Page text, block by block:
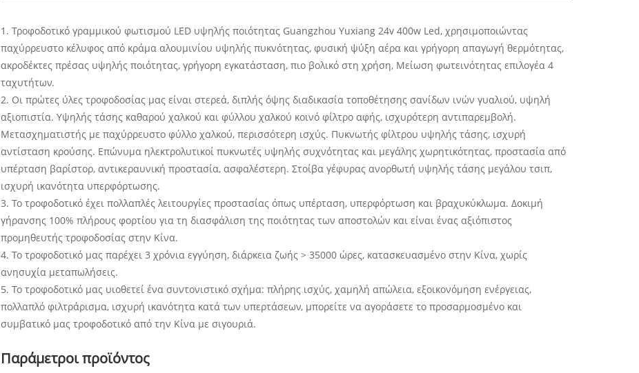
1. Τροφοδοτικό γραμμικού φωτισμού LED υψηλής ποιότητας Guangzhou Yuxiang 24v 400w Led, χρησιμοποιώντας
παχύρρευστο κέλυφος από κράμα αλουμινίου υψηλής πυκνότητας, φυσική ψύξη αέρα και γρήγορη απαγωγή θερμότητας,
ακροδέκτες πρέσας υψηλής ποιότητας, γρήγορη εγκατάσταση, πιο βολικό στη χρήση, Μείωση φωτεινότητας επιλογέα 4
ταχυτήτων.
2. Οι πρώτες ύλες τροφοδοσίας μας είναι στερεά, διπλής όψης διαδικασία τοποθέτησης σανίδων ινών γυαλιού, υψηλή
αξιοπιστία. Υψηλής τάσης καθαρού χαλκού και φύλλου χαλκού κοινό φίλτρο αφής, ισχυρότερη αντιπαρεμβολή.
Μετασχηματιστής με παχύρρευστο φύλλο χαλκού, περισσότερη ισχύς. Πυκνωτής φίλτρου υψηλής τάσης, ισχυρή
αντίσταση κρούσης. Επώνυμα ηλεκτρολυτικοί πυκνωτές υψηλής συχνότητας και μεγάλης χωρητικότητας, προστασία από
υπέρταση βαρίστορ, αντικεραυνική προστασία, ασφαλέστερη. Στοίβα γέφυρας ανορθωτή υψηλής τάσης μεγάλου τσιπ,
ισχυρή ικανότητα υπερφόρτωσης.
3. Το τροφοδοτικό έχει πολλαπλές λειτουργίες προστασίας όπως υπέρταση, υπερφόρτωση και βραχυκύκλωμα. Δοκιμή
γήρανσης 100% πλήρους φορτίου για τη διασφάλιση της ποιότητας των αποστολών και είναι ένας αξιόπιστος
προμηθευτής τροφοδοσίας στην Κίνα.
4. Το τροφοδοτικό μας παρέχει 3 χρόνια εγγύηση, διάρκεια ζωής > 35000 ώρες, κατασκευασμένο στην Κίνα, χωρίς
ανησυχία μεταπωλήσεις.
5. Το τροφοδοτικό μας υιοθετεί ένα συντονιστικό σχήμα: πλήρης ισχύς, χαμηλή απώλεια, εξοικονόμηση ενέργειας,
πολλαπλό φιλτράρισμα, ισχυρή ικανότητα κατά των υπερτάσεων, μπορείτε να αγοράσετε το προσαρμοσμένο και
συμβατικό μας τροφοδοτικό από την Κίνα με σιγουριά.
Παράμετροι προϊόντος